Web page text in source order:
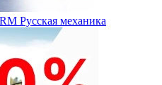
Русская механика